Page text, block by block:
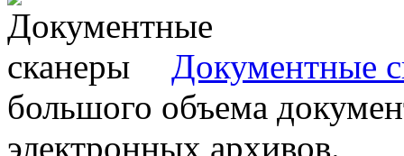
Документные
большого объема
электронных архивов.